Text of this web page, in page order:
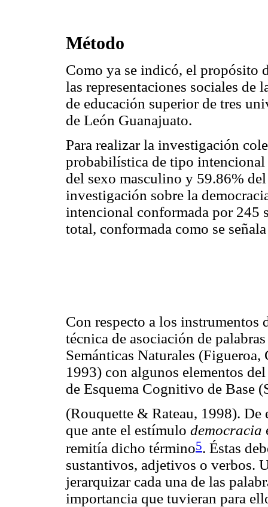
Método
Como ya se indicó, el propósito
las representaciones sociales de
de educación superior de tres
de León Guanajuato.
Para realizar la investigación
probabilística de tipo intencional
del sexo masculino y 59.86%
investigación sobre la
intencional conformada por 245
total, conformada como se
Con respecto a los instrumentos
técnica de asociación de
Semánticas Naturales
1993) con algunos elementos
de Esquema Cognitivo de Base
(Rouquette & Rateau, 1998). De
que ante el estímulo democracia
remitía dicho término5. Éstas
sustantivos, adjetivos o verbos.
jerarquizar cada una de las
importancia que tuvieran para